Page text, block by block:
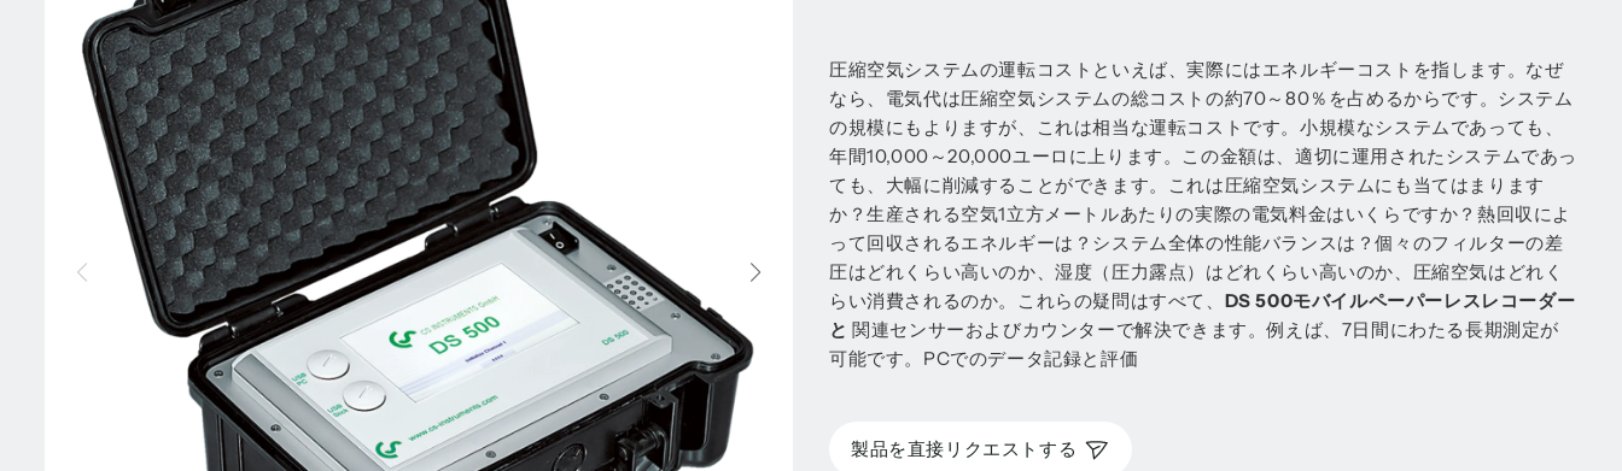
圧縮空気システムの運転コストといえば、実際にはエネルギーコストを指します。なぜ
なら、電気代は圧縮空気システムの総コストの約70～80％を占めるからです。システム
の規模にもよりますが、これは相当な運転コストです。小規模なシステムであっても、
年間10,000～20,000ユーロに上ります。この金額は、適切に運用されたシステムであっ
ても、大幅に削減することができます。これは圧縮空気システムにも当てはまります
か？生産される空気1立方メートルあたりの実際の電気料金はいくらですか？熱回収によ
って回収されるエネルギーは？システム全体の性能バランスは？個々のフィルターの差
圧はどれくらい高いのか、湿度（圧力露点）はどれくらい高いのか、圧縮空気はどれく
らい消費されるのか。これらの疑問はすべて、 DS 500モバイルペーパーレスレコーダー
と関連センサーおよびカウンターで解決できます。例えば、7日間にわたる長期測定が
可能です。PCでのデータ記録と評価
製品を直接リクエストする